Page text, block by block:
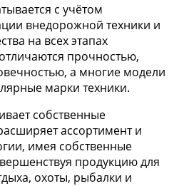
с учётом
внедорожной техники и
на всех этапах
прочностью,
а многие модели
марки техники.
собственные
ассортимент и
имея собственные
продукцию для
охоты, рыбалки и